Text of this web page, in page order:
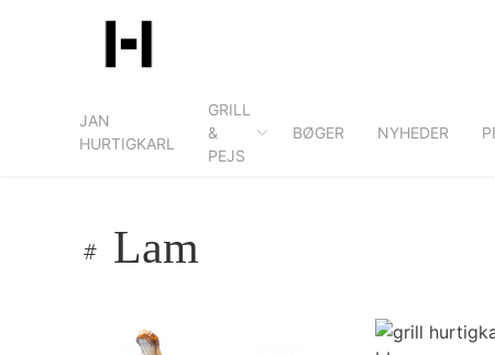
JAN
HURTIGKARL
GRILL
&
PEJS
BØGER NYHEDER
Lam